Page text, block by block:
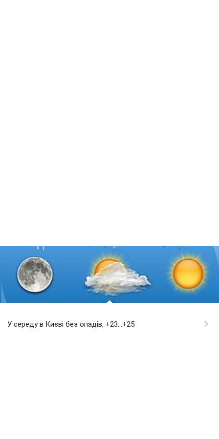
У середу в Києві без опадів, +23...+25